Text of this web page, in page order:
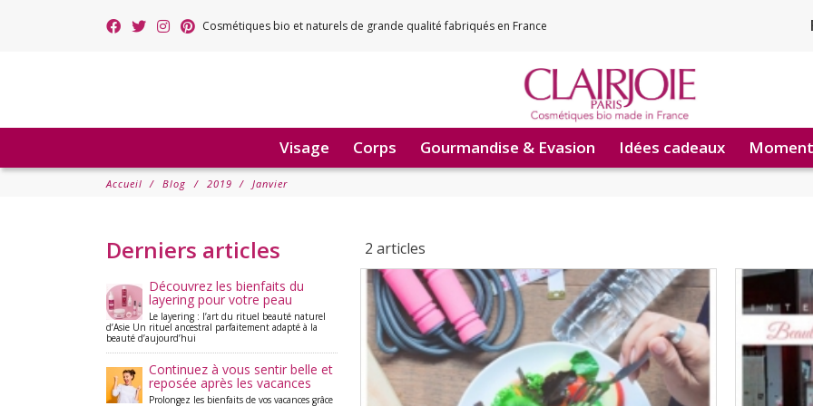
Cosmétiques bio et naturels de grande qualité fabriqués en France
Visage Corps Gourmandise & Evasion Idées cadeaux
Accueil Blog 2019 Janvier
Derniers articles
Découvrez les bienfaits du
layering pour votre peau
Le layering : l’art du rituel beauté naturel
d’Asie Un rituel ancestral parfaitement adapté à la
beauté d’aujourd’hui
Continuez à vous sentir belle et
reposée après les vacances
Prolongez les bienfaits de vos vacances grâce
2 articles